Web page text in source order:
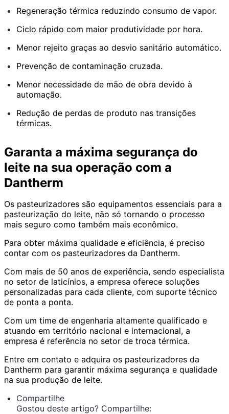
Regeneração térmica reduzindo consumo de vapor.
Ciclo rápido com maior produtividade por hora.
Menor rejeito graças ao desvio sanitário automático.
Prevenção de contaminação cruzada.
Menor necessidade de mão de obra devido à
automação.
Redução de perdas de produto nas transições
térmicas.
Garanta a máxima segurança do
leite na sua operação com a
Dantherm
Os pasteurizadores são equipamentos essenciais para a
pasteurização do leite, não só tornando o processo
mais seguro como também mais econômico.
Para obter máxima qualidade e eficiência, é preciso
contar com os pasteurizadores da Dantherm.
Com mais de 50 anos de experiência, sendo especialista
no setor de laticínios, a empresa oferece soluções
personalizadas para cada cliente, com suporte técnico
de ponta a ponta.
Com um time de engenharia altamente qualificado e
atuando em território nacional e internacional, a
empresa é referência no setor de troca térmica.
Entre em contato e adquira os pasteurizadores da
Dantherm para garantir máxima segurança e qualidade
na sua produção de leite.
Compartilhe
Gostou deste artigo? Compartilhe: